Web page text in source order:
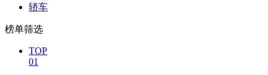
轿车
榜单筛选
TOP
01